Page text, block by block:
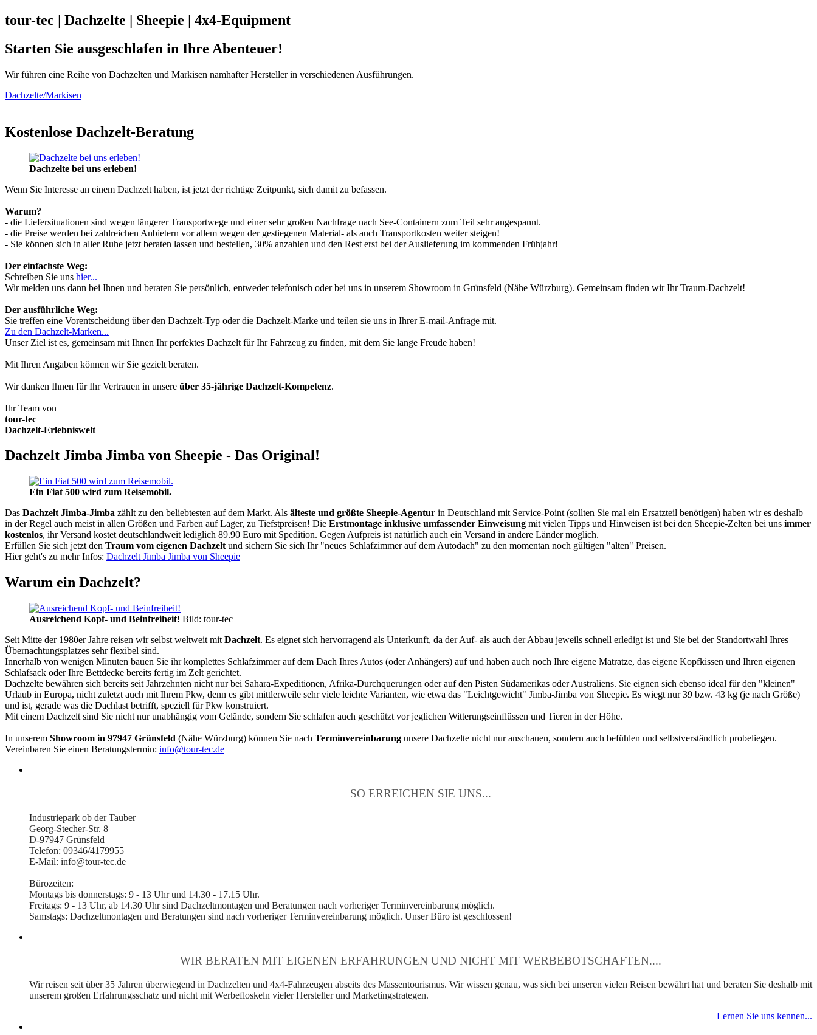
tour-tec | Dachzelte | Sheepie | 4x4-Equipment
Starten Sie ausgeschlafen in Ihre Abenteuer!
Wir führen eine Reihe von Dachzelten und Markisen namhafter Hersteller in verschiedenen Ausführungen.
Dachzelte/Markisen
Kostenlose Dachzelt-Beratung
Dachzelte bei uns erleben!
Wenn Sie Interesse an einem Dachzelt haben, ist jetzt der richtige Zeitpunkt, sich damit zu befassen.
Warum?
- die Liefersituationen sind wegen längerer Transportwege und einer sehr großen Nachfrage nach See-Containern zum Teil sehr angespannt.
- die Preise werden bei zahlreichen Anbietern vor allem wegen der gestiegenen Material- als auch Transportkosten weiter steigen!
- Sie können sich in aller Ruhe jetzt beraten lassen und bestellen, 30% anzahlen und den Rest erst bei der Auslieferung im kommenden Frühjahr!
Der einfachste Weg:
Schreiben Sie uns hier...
Wir melden uns dann bei Ihnen und beraten Sie persönlich, entweder telefonisch oder bei uns in unserem Showroom in Grünsfeld (Nähe Würzburg). Gemeinsam finden wir Ihr Traum-Dachzelt!
Der ausführliche Weg:
Sie treffen eine Vorentscheidung über den Dachzelt-Typ oder die Dachzelt-Marke und teilen sie uns in Ihrer E-mail-Anfrage mit.
Zu den Dachzelt-Marken...
Unser Ziel ist es, gemeinsam mit Ihnen Ihr perfektes Dachzelt für Ihr Fahrzeug zu finden, mit dem Sie lange Freude haben!
Mit Ihren Angaben können wir Sie gezielt beraten.
Wir danken Ihnen für Ihr Vertrauen in unsere über 35-jährige Dachzelt-Kompetenz.
Ihr Team von
tour-tec
Dachzelt-Erlebniswelt
Dachzelt Jimba Jimba von Sheepie - Das Original!
Ein Fiat 500 wird zum Reisemobil.
Das Dachzelt Jimba-Jimba zählt zu den beliebtesten auf dem Markt. Als älteste und größte Sheepie-Agentur in Deutschland mit Service-Point (sollten Sie mal ein Ersatzteil benötigen) haben wir es deshalb
in der Regel auch meist in allen Größen und Farben auf Lager, zu Tiefstpreisen! Die Erstmontage inklusive umfassender Einweisung mit vielen Tipps und Hinweisen ist bei den Sheepie-Zelten bei uns immer
kostenlos, ihr Versand kostet deutschlandweit lediglich 89.90 Euro mit Spedition. Gegen Aufpreis ist natürlich auch ein Versand in andere Länder möglich.
Erfüllen Sie sich jetzt den Traum vom eigenen Dachzelt und sichern Sie sich Ihr "neues Schlafzimmer auf dem Autodach" zu den momentan noch gültigen "alten" Preisen.
Hier geht's zu mehr Infos: Dachzelt Jimba Jimba von Sheepie
Warum ein Dachzelt?
Ausreichend Kopf- und Beinfreiheit! Bild: tour-tec
Seit Mitte der 1980er Jahre reisen wir selbst weltweit mit Dachzelt. Es eignet sich hervorragend als Unterkunft, da der Auf- als auch der Abbau jeweils schnell erledigt ist und Sie bei der Standortwahl Ihres
Übernachtungsplatzes sehr flexibel sind.
Innerhalb von wenigen Minuten bauen Sie ihr komplettes Schlafzimmer auf dem Dach Ihres Autos (oder Anhängers) auf und haben auch noch Ihre eigene Matratze, das eigene Kopfkissen und Ihren eigenen
Schlafsack oder Ihre Bettdecke bereits fertig im Zelt gerichtet.
Dachzelte bewähren sich bereits seit Jahrzehnten nicht nur bei Sahara-Expeditionen, Afrika-Durchquerungen oder auf den Pisten Südamerikas oder Australiens. Sie eignen sich ebenso ideal für den "kleinen"
Urlaub in Europa, nicht zuletzt auch mit Ihrem Pkw, denn es gibt mittlerweile sehr viele leichte Varianten, wie etwa das "Leichtgewicht" Jimba-Jimba von Sheepie. Es wiegt nur 39 bzw. 43 kg (je nach Größe)
und ist, gerade was die Dachlast betrifft, speziell für Pkw konstruiert.
Mit einem Dachzelt sind Sie nicht nur unabhängig vom Gelände, sondern Sie schlafen auch geschützt vor jeglichen Witterungseinflüssen und Tieren in der Höhe.
In unserem Showroom in 97947 Grünsfeld (Nähe Würzburg) können Sie nach Terminvereinbarung unsere Dachzelte nicht nur anschauen, sondern auch befühlen und selbstverständlich probeliegen.
Vereinbaren Sie einen Beratungstermin: info@tour-tec.de
SO ERREICHEN SIE UNS...
Industriepark ob der Tauber
Georg-Stecher-Str. 8
D-97947 Grünsfeld
Telefon: 09346/4179955
E-Mail: info@tour-tec.de
Bürozeiten:
Montags bis donnerstags: 9 - 13 Uhr und 14.30 - 17.15 Uhr.
Freitags: 9 - 13 Uhr, ab 14.30 Uhr sind Dachzeltmontagen und Beratungen nach vorheriger Terminvereinbarung möglich.
Samstags: Dachzeltmontagen und Beratungen sind nach vorheriger Terminvereinbarung möglich. Unser Büro ist geschlossen!
WIR BERATEN MIT EIGENEN ERFAHRUNGEN UND NICHT MIT WERBEBOTSCHAFTEN....
Wir reisen seit über 35 Jahren überwiegend in Dachzelten und 4x4-Fahrzeugen abseits des Massentourismus. Wir wissen genau, was sich bei unseren vielen Reisen bewährt hat und beraten Sie deshalb mit
unserem großen Erfahrungsschatz und nicht mit Werbefloskeln vieler Hersteller und Marketingstrategen.
Lernen Sie uns kennen...